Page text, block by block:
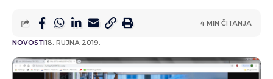
NOVOSTI18. RUJNA 2019.
4 MIN ČITANJA